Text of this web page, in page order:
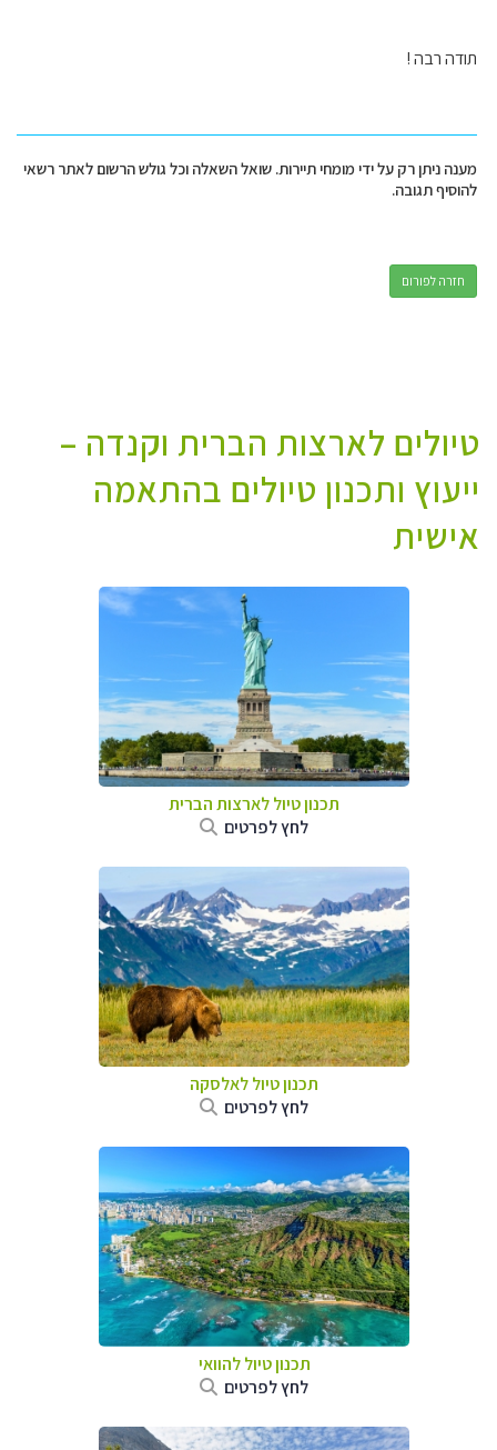
תודה רבה !
מענה ניתן רק על ידי מומחי תיירות. שואל השאלה וכל גולש הרשום לאתר רשאי
להוסיף תגובה.
חזרה לפורום
טיולים לארצות הברית וקנדה –
ייעוץ ותכנון טיולים בהתאמה
אישית
תכנון טיול לארצות הברית
לחץ לפרטים
תכנון טיול לאלסקה
לחץ לפרטים
תכנון טיול להוואי
לחץ לפרטים